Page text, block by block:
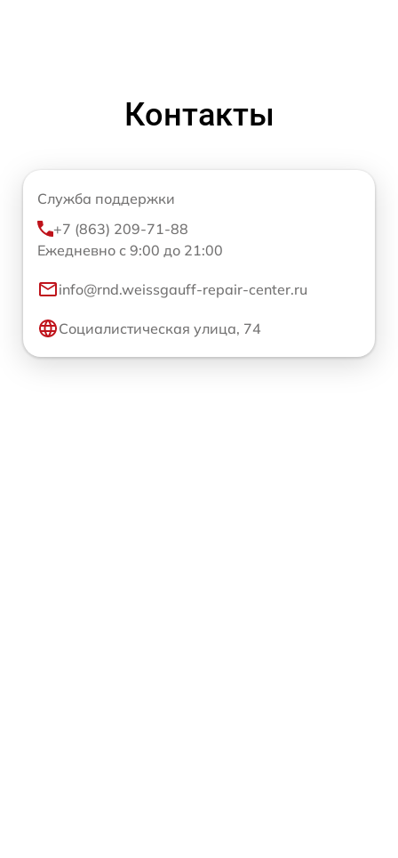
Контакты
Служба поддержки
+7 (863) 209-71-88
Ежедневно с 9:00 до 21:00
info@rnd.weissgauff-repair-center.ru
Социалистическая улица, 74